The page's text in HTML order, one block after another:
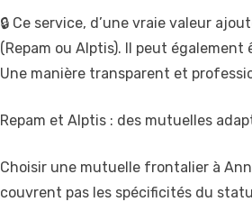
🔒 Ce service, d’une vraie valeur
(Repam ou Alptis). Il peut
Une manière transparent et
Repam et Alptis : des mutuelles
Choisir une mutuelle frontalier à
couvrent pas les spécificités du